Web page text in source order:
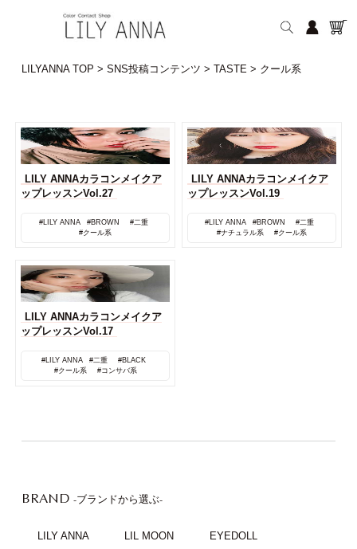
LILYANNA TOP > SNS投稿コンテンツ > TASTE> クール系
LILY ANNAカラコンメイクア
ップレッスンVol.27
#LILY ANNA #BROWN
#二重
#クール系
LILY ANNAカラコンメイクア
ップレッスンVol.19
#LILY ANNA #BROWN
#二重
#ナチュラル系
#クール系
LILY ANNAカラコンメイクア
ップレッスンVol.17
#LILY ANNA #二重
#BLACK
#クール系
#コンサバ系
BRAND -ブランドから選ぶ-
LILY ANNA LIL MOON EYEDOLL